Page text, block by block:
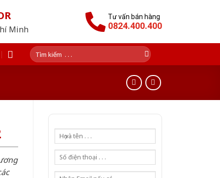
Minh
Tư vấn bán hàng
0824.400.400
Tìm
kiếm: